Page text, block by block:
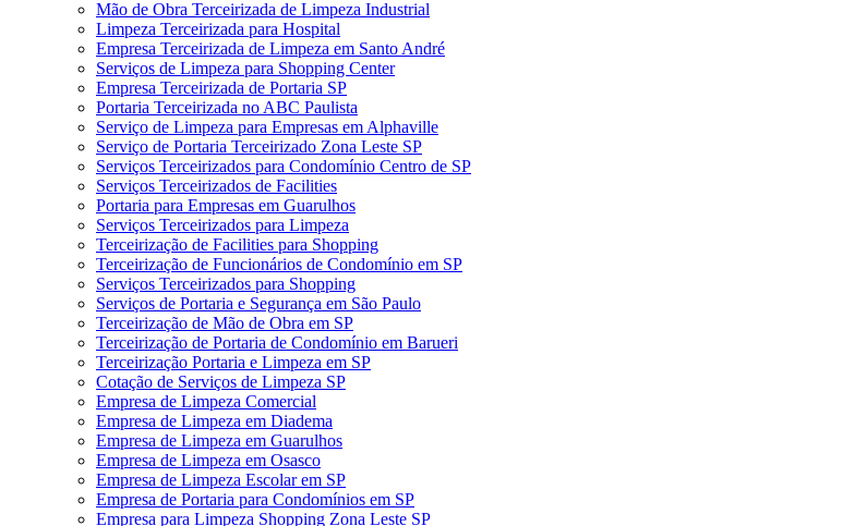
Mão de Obra Terceirizada de Limpeza Industrial
Limpeza Terceirizada para Hospital
Empresa Terceirizada de Limpeza em Santo André
Serviços de Limpeza para Shopping Center
Empresa Terceirizada de Portaria SP
Portaria Terceirizada no ABC Paulista
Serviço de Limpeza para Empresas em Alphaville
Serviço de Portaria Terceirizado Zona Leste SP
Serviços Terceirizados para Condomínio Centro de SP
Serviços Terceirizados de Facilities
Portaria para Empresas em Guarulhos
Serviços Terceirizados para Limpeza
Terceirização de Facilities para Shopping
Terceirização de Funcionários de Condomínio em SP
Serviços Terceirizados para Shopping
Serviços de Portaria e Segurança em São Paulo
Terceirização de Mão de Obra em SP
Terceirização de Portaria de Condomínio em Barueri
Terceirização Portaria e Limpeza em SP
Cotação de Serviços de Limpeza SP
Empresa de Limpeza Comercial
Empresa de Limpeza em Diadema
Empresa de Limpeza em Guarulhos
Empresa de Limpeza em Osasco
Empresa de Limpeza Escolar em SP
Empresa de Portaria para Condomínios em SP
Empresa para Limpeza Shopping Zona Leste SP